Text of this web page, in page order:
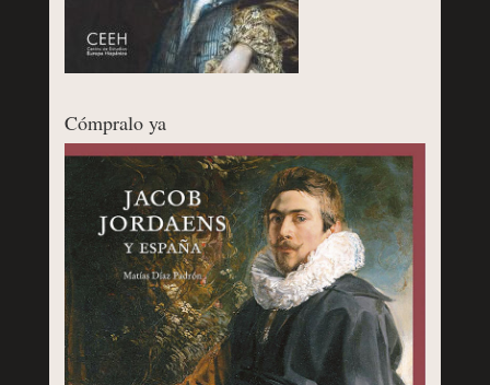
Cómpralo ya